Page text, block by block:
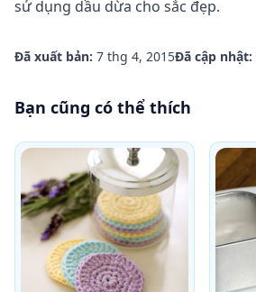
sử dụng dầu dừa cho sắc đẹp.
Đã xuất bản: 7 thg 4, 2015Đã cập nhật:
Bạn cũng có thể thích